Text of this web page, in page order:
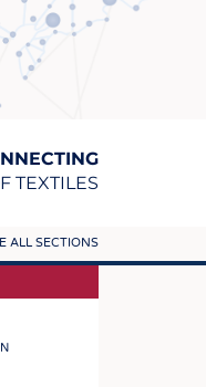
TEXTILES
ALL SECTIONS